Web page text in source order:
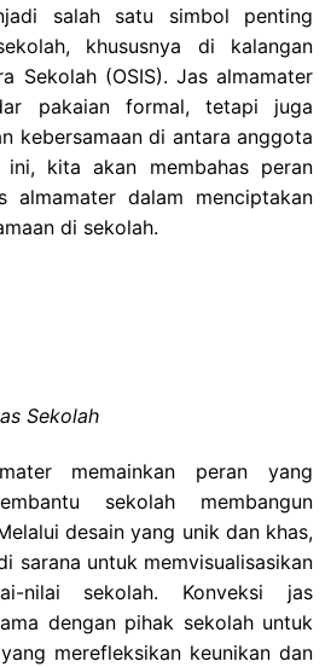
salah satu simbol penting
khususnya di kalangan
Sekolah (OSIS). Jas almamater
pakaian formal, tetapi juga
kebersamaan di antara anggota
ini, kita akan membahas peran
almamater dalam menciptakan
di sekolah.
Sekolah
memainkan peran yang
sekolah membangun
desain yang unik dan khas,
sarana untuk memvisualisasikan
nilai sekolah. Konveksi jas
dengan pihak sekolah untuk
merefleksikan keunikan dan